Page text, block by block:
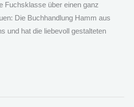
Fuchsklasse über einen ganz
Die Buchhandlung Hamm aus
und hat die liebevoll gestalteten